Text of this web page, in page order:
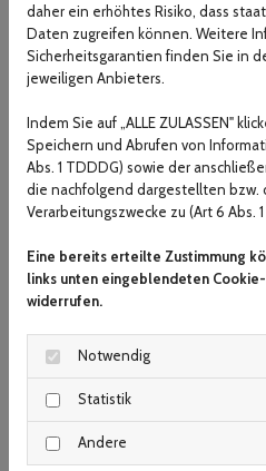
es Frühstück, Mittagessen und
Zwischen den Essenszeiten steht
Fokus, ganz nach Können und
zu spielen, wer lieber singt, oder
dieses umsetzen.
daher ein erhöhtes Risiko, dass
Daten zugreifen können. Weitere
Sicherheitsgarantien finden Sie in
jeweiligen Anbieters.
Indem Sie auf „ALLE ZULASSEN"
Speichern und Abrufen von
Abs. 1 TDDDG) sowie der
die nachfolgend dargestellten bzw.
Verarbeitungszwecke zu (Art 6 Abs.
Eine bereits erteilte Zustimmung
links unten eingeblendeten
widerrufen.
Notwendig
Statistik
Andere